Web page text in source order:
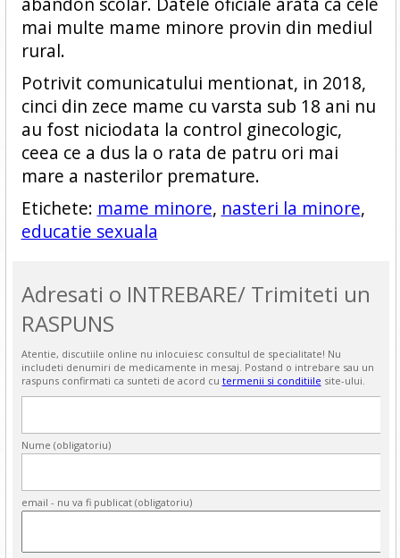
mai multe mame minore provin din mediul
rural.
Potrivit comunicatului mentionat, in 2018,
cinci din zece mame cu varsta sub 18 ani nu
au fost niciodata la control ginecologic,
ceea ce a dus la o rata de patru ori mai
mare a nasterilor premature.
Etichete: mame minore, nasteri la minore,
educatie sexuala
Adresati o INTREBARE/ Trimiteti un
RASPUNS
Atentie, discutiile online nu inlocuiesc consultul de specialitate! Nu
includeti denumiri de medicamente in mesaj. Postand o intrebare sau un
raspuns confirmati ca sunteti de acord cu termenii si conditiile site-ului.
Nume (obligatoriu)
email - nu va fi publicat (obligatoriu)